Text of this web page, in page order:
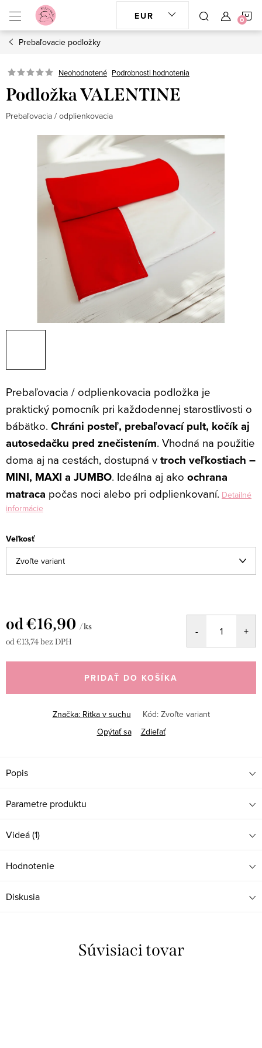
obsah
EUR
Prebaľovacie podložky
Neohodnotené Podrobnosti hodnotenia
Podložka VALENTINE
Prebaľovacia / odplienkovacia
Prebaľovacia / odplienkovacia podložka je
praktický pomocník pri každodennej starostlivosti o
bábätko. Chráni posteľ, prebaľovací pult, kočík aj
autosedačku pred znečistením. Vhodná na použitie
doma aj na cestách, dostupná vtroch veľkostiach –
MINI, MAXI a JUMBO. Ideálna aj ako ochrana
matraca počas noci alebo pri odplienkovaní. Detailné
informácie
Veľkosť
od€16,90 / ks
od€13,74bez DPH
cena:
PRIDAŤ DO KOŠÍKA
Značka: Ritka v suchu Kód: Zvoľte variant
Opýtať sa
Zdieľať
Popis
Parametre produktu
Videá (1)
Hodnotenie
Diskusia
Súvisiaci tovar